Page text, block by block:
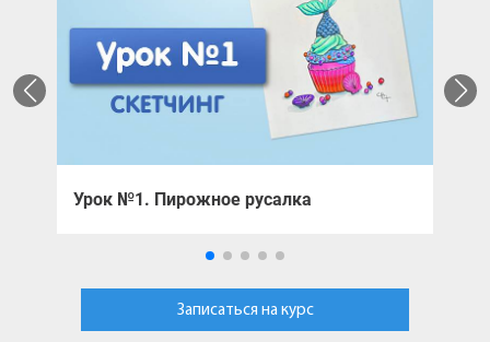
Урок №1. Пирожное русалка
Записаться на курс